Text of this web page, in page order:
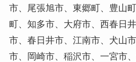
市、尾張旭市、東郷町、豊山
町、知多市、大府市、西春日
市、春日井市、江南市、犬山
市、岡崎市、稲沢市、一宮市